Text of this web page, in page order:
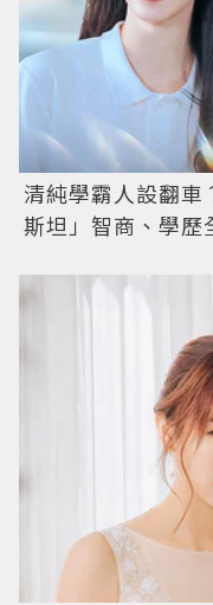
清純學霸人設翻車
斯坦」智商、學歷